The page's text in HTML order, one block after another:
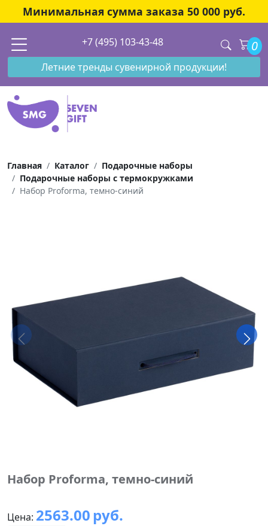
Минимальная сумма заказа 50 000 руб.
+7 (495) 103-43-48 0
Летние тренды сувенирной продукции!
Главная Каталог
Подарочные наборы
Подарочные наборы с термокружками
Набор Proforma, темно-синий
Набор Proforma, темно-синий
Цена: 2563.00 руб.